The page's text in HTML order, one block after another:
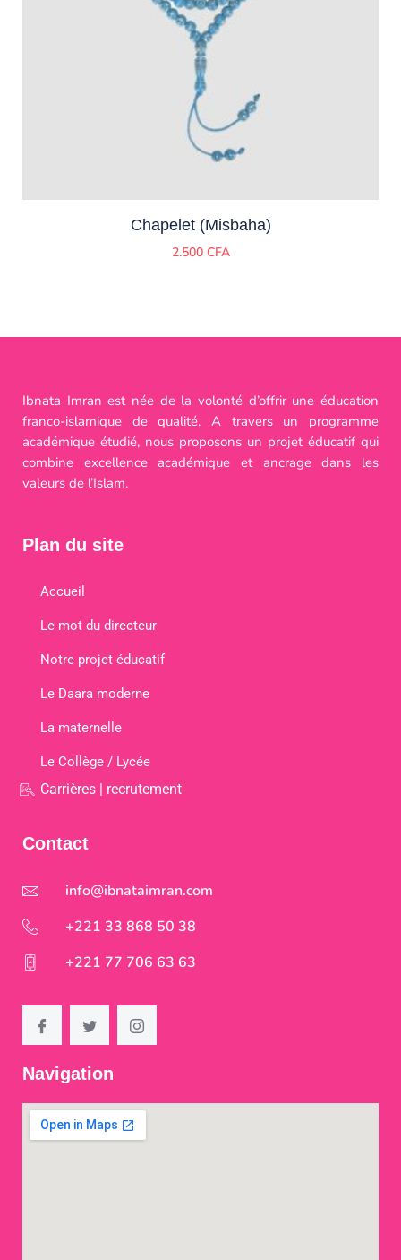
Chapelet (Misbaha)
2.500 CFA
Ibnata Imran est née de la volonté d’offrir une éducation
franco-islamique de qualité. A travers un programme
académique étudié, nous proposons un projet éducatif qui
combine excellence académique et ancrage dans les
valeurs de l’Islam.
Plan du site
Accueil
Le mot du directeur
Notre projet éducatif
Le Daara moderne
La maternelle
Le Collège / Lycée
Carrières | recrutement
Contact
info@ibnataimran.com
+221 33 868 50 38
+221 77 706 63 63
Navigation